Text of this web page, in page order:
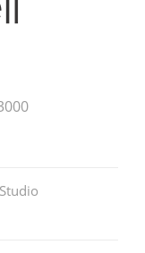
Studio